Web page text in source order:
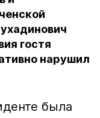
гостя
нарушил
была